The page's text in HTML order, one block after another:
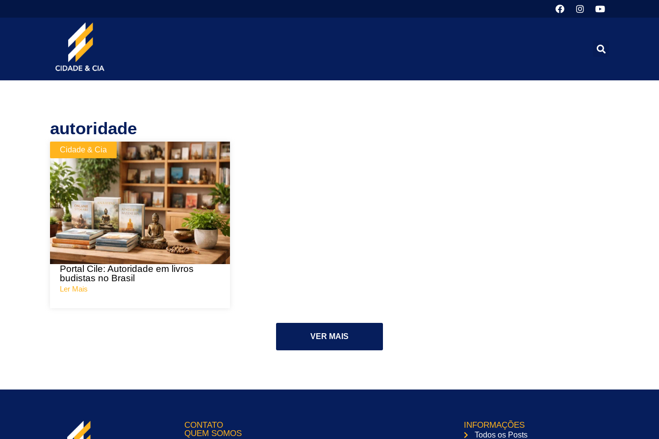
autoridade
Cidade & Cia
Portal Cile: Autoridade em livros
budistas no Brasil
Ler Mais
VER MAIS
CONTATO
QUEM SOMOS
INFORMAÇÕES
Todos os Posts